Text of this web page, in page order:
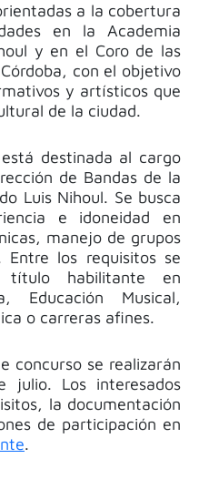
a la cobertura
en la Academia
y en el Coro de las
con el objetivo
y artísticos que
de la ciudad.
destinada al cargo
de Bandas de la
Luis Nihoul. Se busca
e idoneidad en
manejo de grupos
Entre los requisitos se
título habilitante en
Educación Musical,
o carreras afines.
concurso se realizarán
Los interesados
la documentación
de participación en
.